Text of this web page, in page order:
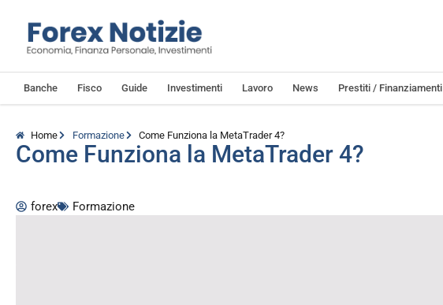
Banche Fisco Guide Investimenti Lavoro News Prestiti / Finanziamenti
Home Formazione Come Funziona la MetaTrader 4?
Come Funziona la MetaTrader 4?
forex Formazione